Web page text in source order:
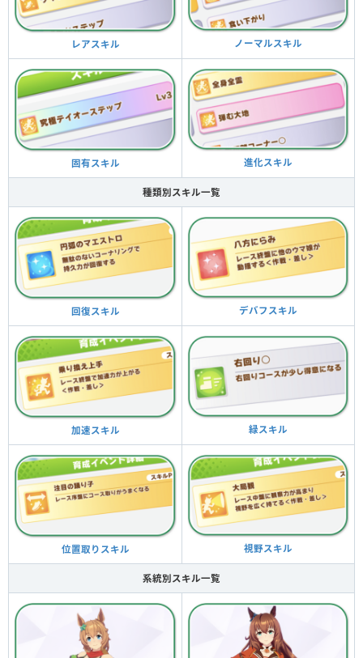
レアスキル ノーマルスキル
固有スキル 進化スキル
種類別スキル一覧
回復スキル デバフスキル
加速スキル 緑スキル
位置取りスキル 視野スキル
系統別スキル一覧